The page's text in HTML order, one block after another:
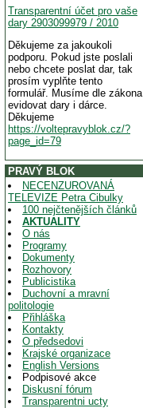
Transparentní účet pro vaše
dary 2903099979 / 2010
Děkujeme za jakoukoli
podporu. Pokud jste poslali
nebo chcete poslat dar, tak
prosím vyplňte tento
formulář. Musíme dle zákona
evidovat dary i dárce.
Děkujeme
https://voltepravyblok.cz/?
page_id=79
PRAVÝ BLOK
NECENZUROVANÁ
TELEVIZE Petra Cibulky
100 nejčtenějších článků
AKTUALITY
O nás
Programy
Dokumenty
Rozhovory
Publicistika
Duchovní a mravní
politologie
Přihláška
Kontakty
O předsedovi
Krajské organizace
English Versions
Podpisové akce
Diskusní fórum
Transparentni ucty